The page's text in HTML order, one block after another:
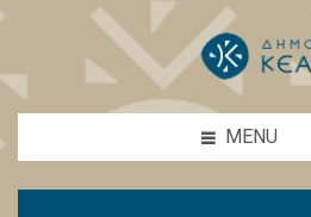
MENU